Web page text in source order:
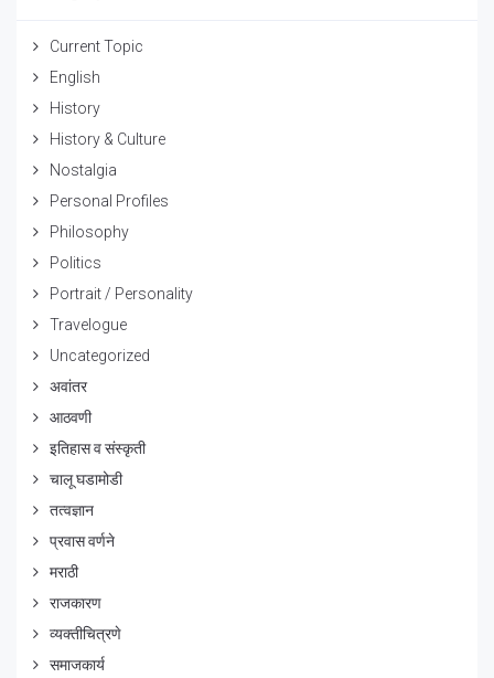
Current Topic
English
History
History & Culture
Nostalgia
Personal Profiles
Philosophy
Politics
Portrait / Personality
Travelogue
Uncategorized
अवांतर
आठवणी
इतिहास व संस्कृती
चालू घडामोडी
तत्वज्ञान
प्रवास वर्णने
मराठी
राजकारण
व्यक्तीचित्रणे
समाजकार्य